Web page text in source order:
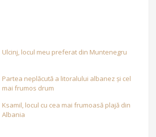
Ulcinj, locul meu preferat din Muntenegru
Partea neplăcută a litoralului albanez și cel
mai frumos drum
Ksamil, locul cu cea mai frumoasă plajă din
Albania